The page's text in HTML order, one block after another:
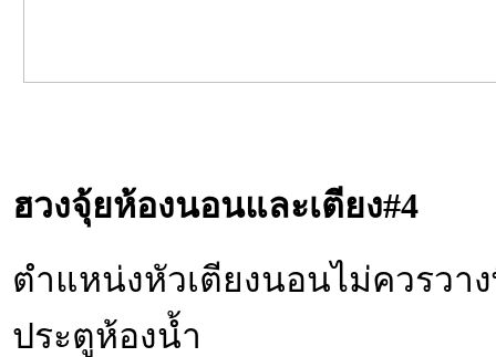
ฮวงจุ้ยห้องนอนและเตียง#4
ตำแหน่งหัวเตียงนอนไม่ควรว
ประตูห้องน้ำ